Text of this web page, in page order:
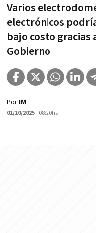
Varios
electrónicos
bajo costo gracias
Gobierno
Por IM
01/10/2025- 08:20hs